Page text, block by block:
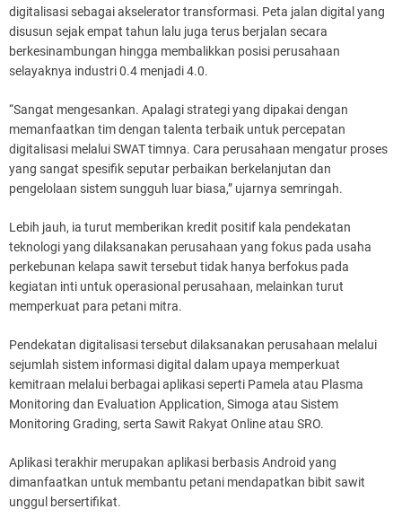
digitalisasi sebagai akselerator transformasi. Peta jalan digital yang
disusun sejak empat tahun lalu juga terus berjalan secara
berkesinambungan hingga membalikkan posisi perusahaan
selayaknya industri 0.4 menjadi 4.0.
“Sangat mengesankan. Apalagi strategi yang dipakai dengan
memanfaatkan tim dengan talenta terbaik untuk percepatan
digitalisasi melalui SWAT timnya. Cara perusahaan mengatur proses
yang sangat spesifik seputar perbaikan berkelanjutan dan
pengelolaan sistem sungguh luar biasa,” ujarnya semringah.
Lebih jauh, ia turut memberikan kredit positif kala pendekatan
teknologi yang dilaksanakan perusahaan yang fokus pada usaha
perkebunan kelapa sawit tersebut tidak hanya berfokus pada
kegiatan inti untuk operasional perusahaan, melainkan turut
memperkuat para petani mitra.
Pendekatan digitalisasi tersebut dilaksanakan perusahaan melalui
sejumlah sistem informasi digital dalam upaya memperkuat
kemitraan melalui berbagai aplikasi seperti Pamela atau Plasma
Monitoring dan Evaluation Application, Simoga atau Sistem
Monitoring Grading, serta Sawit Rakyat Online atau SRO.
Aplikasi terakhir merupakan aplikasi berbasis Android yang
dimanfaatkan untuk membantu petani mendapatkan bibit sawit
unggul bersertifikat.